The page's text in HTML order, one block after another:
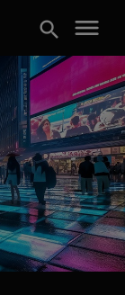
search menu